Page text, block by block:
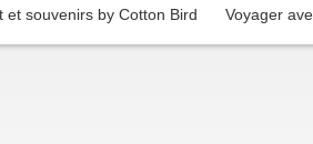
et souvenirs by Cotton Bird Voyager